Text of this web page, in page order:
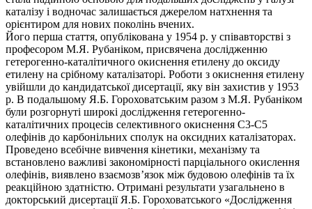
каталізу і водночас залишається джерелом натхнення та
орієнтиром для нових поколінь вчених.
Його перша стаття, опублікована у 1954 р. у співавторстві з
професором М.Я. Рубаніком, присвячена дослідженню
гетерогенно-каталітичного окиснення етилену до оксиду
етилену на срібному каталізаторі. Роботи з окиснення етилену
увійшли до кандидатської дисертації, яку він захистив у 1953
р. В подальшому Я.Б. Гороховатським разом з М.Я. Рубаніком
були розгорнуті широкі дослідження гетерогенно-
каталітичних процесів селективного окиснення С3-С5
олефінів до карбонільних сполук на оксидних каталізаторах.
Проведено всебічне вивчення кінетики, механізму та
встановлено важливі закономірності парціального окислення
олефінів, виявлено взаємозв’язок між будовою олефінів та їх
реакційною здатністю. Отримані результати узагальнено в
докторський дисертації Я.Б. Гороховатського «Дослідження